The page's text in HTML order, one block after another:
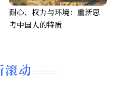
滚动
耐心、权力与环境：重新思
考中国人的特质